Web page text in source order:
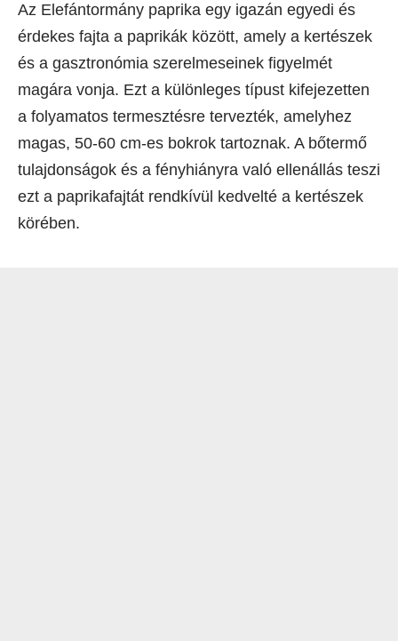
Az Elefántormány paprika egy igazán egyedi és
érdekes fajta a paprikák között, amely a kertészek
és a gasztronómia szerelmeseinek figyelmét
magára vonja. Ezt a különleges típust kifejezetten
a folyamatos termesztésre tervezték, amelyhez
magas, 50-60 cm-es bokrok tartoznak. A bőtermő
tulajdonságok és a fényhiányra való ellenállás teszi
ezt a paprikafajtát rendkívül kedvelté a kertészek
körében.